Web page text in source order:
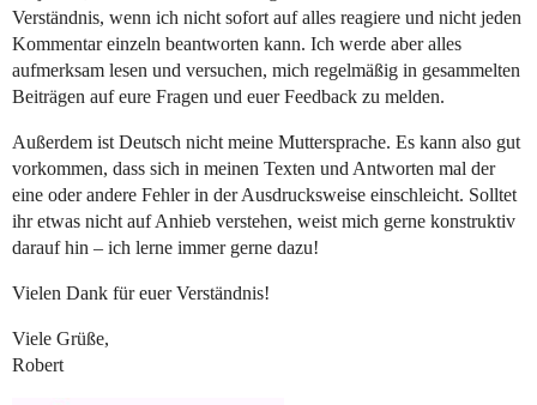
Verständnis, wenn ich nicht sofort auf alles reagiere und nicht jeden
Kommentar einzeln beantworten kann. Ich werde aber alles
aufmerksam lesen und versuchen, mich regelmäßig in gesammelten
Beiträgen auf eure Fragen und euer Feedback zu melden.
Außerdem ist Deutsch nicht meine Muttersprache. Es kann also gut
vorkommen, dass sich in meinen Texten und Antworten mal der
eine oder andere Fehler in der Ausdrucksweise einschleicht. Solltet
ihr etwas nicht auf Anhieb verstehen, weist mich gerne konstruktiv
darauf hin – ich lerne immer gerne dazu!
Vielen Dank für euer Verständnis!
Viele Grüße,
Robert